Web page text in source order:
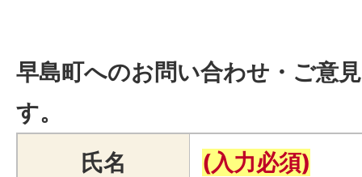
早島町へのお問い合わせ・ご意
す。
氏名
(入力必須)